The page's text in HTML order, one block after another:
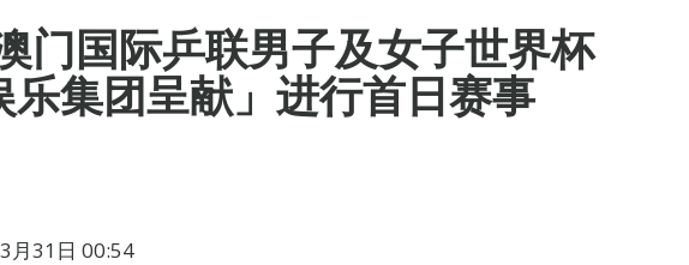
门国际乒联男子及女子世界杯
集团呈献」进行首日赛事
月31日 00:54